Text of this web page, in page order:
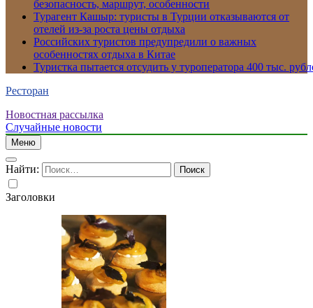
безопасность, маршрут, особенности
Турагент Кашыр: туристы в Турции отказываются от
отелей из-за роста цены отдыха
Российских туристов предупредили о важных
особенностях отдыха в Китае
Туристка пытается отсудить у туроператора 400 тыс.
Ресторан
Новостная рассылка
Случайные новости
Меню
Найти:
Заголовки